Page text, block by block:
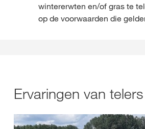
wintererwten en/of gras te
op de voorwaarden die
Ervaringen van telers